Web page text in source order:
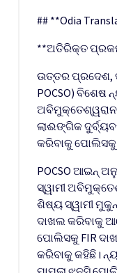
## **Odia
**ଅତିରିକ୍ତ
ଉତ୍ତର ପ୍ରଦେଶ,
POCSO) ବିଶେଷ
ଲାଈଙ୍ଗିକ
କରିବାକୁ ପୋଲିସକୁ
POCSO ଆଇନ୍‌
ସ୍ୱାମୀ
ଶିଷ୍ୟ ସ୍ୱାମୀ
ଦାଖଲ କରିବାକୁ
ପୋଲିସକୁ FIR
କରିବାକୁ କହିଛି।